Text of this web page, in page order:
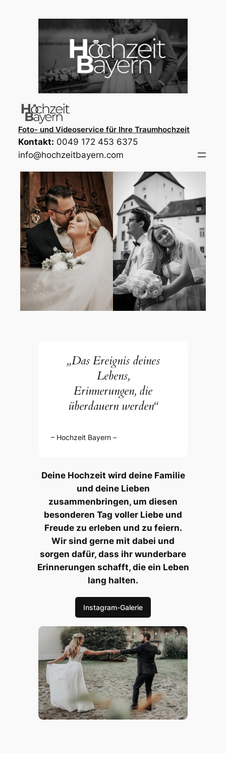
Foto- und Videoservice für Ihre Traumhochzeit
Kontakt: 0049 172 453 6375
info@hochzeitbayern.com
„Das Ereignis deines
Lebens,
Erinnerungen, die
überdauern werden“
– Hochzeit Bayern –
Deine Hochzeit wird deine Familie
und deine Lieben
zusammenbringen, um diesen
besonderen Tag voller Liebe und
Freude zu erleben und zu feiern.
Wir sind gerne mit dabei und
sorgen dafür, dass ihr wunderbare
Erinnerungen schafft, die ein Leben
lang halten.
Instagram-Galerie